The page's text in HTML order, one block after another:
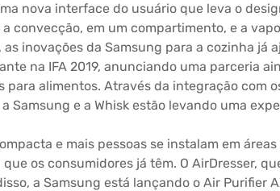
nova interface do usuário que leva o
convecção, em um compartimento, e a
inovações da Samsung para a cozinha já
na IFA 2019, anunciando uma parceria
alimentos. Através da integração com
Samsung e a Whisk estão levando uma
e mais pessoas se instalam em
os consumidores já têm. O AirDresser,
a Samsung está lançando o Air Purifier